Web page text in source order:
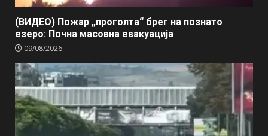
(ВИДЕО) Пожар „проголта“ брег на познато
езеро: Почна масовна евакуација
09/08/2026